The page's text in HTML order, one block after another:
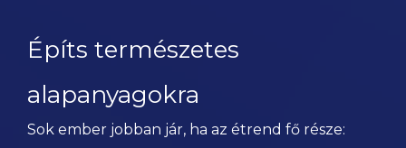
Építs természetes
alapanyagokra
Sok ember jobban jár, ha az étrend fő része: